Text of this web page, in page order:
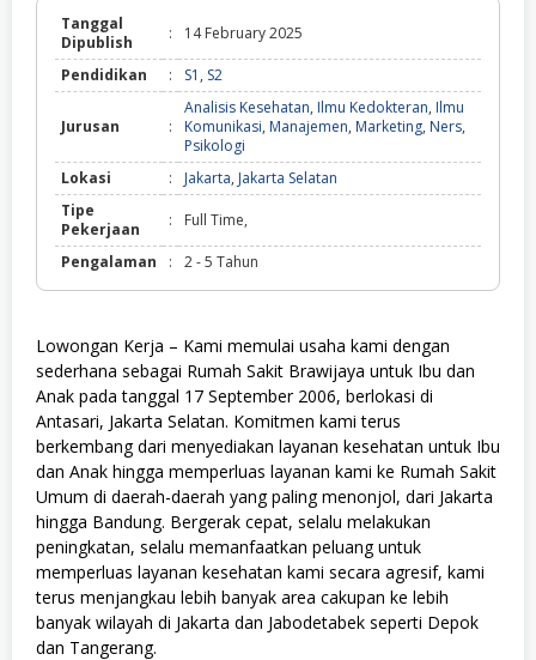
Tanggal
Dipublish
: 14 February 2025
Pendidikan : S1 , S2
Jurusan :
Analisis Kesehatan, Ilmu Kedokteran, Ilmu
Komunikasi, Manajemen, Marketing, Ners,
Psikologi
Lokasi
: Jakarta, Jakarta Selatan
Tipe
Pekerjaan
: Full Time,
Pengalaman : 2 - 5 Tahun
Lowongan Kerja – Kami memulai usaha kami dengan
sederhana sebagai Rumah Sakit Brawijaya untuk Ibu dan
Anak pada tanggal 17 September 2006, berlokasi di
Antasari, Jakarta Selatan. Komitmen kami terus
berkembang dari menyediakan layanan kesehatan untuk Ibu
dan Anak hingga memperluas layanan kami ke Rumah Sakit
Umum di daerah-daerah yang paling menonjol, dari Jakarta
hingga Bandung. Bergerak cepat, selalu melakukan
peningkatan, selalu memanfaatkan peluang untuk
memperluas layanan kesehatan kami secara agresif, kami
terus menjangkau lebih banyak area cakupan ke lebih
banyak wilayah di Jakarta dan Jabodetabek seperti Depok
dan Tangerang.